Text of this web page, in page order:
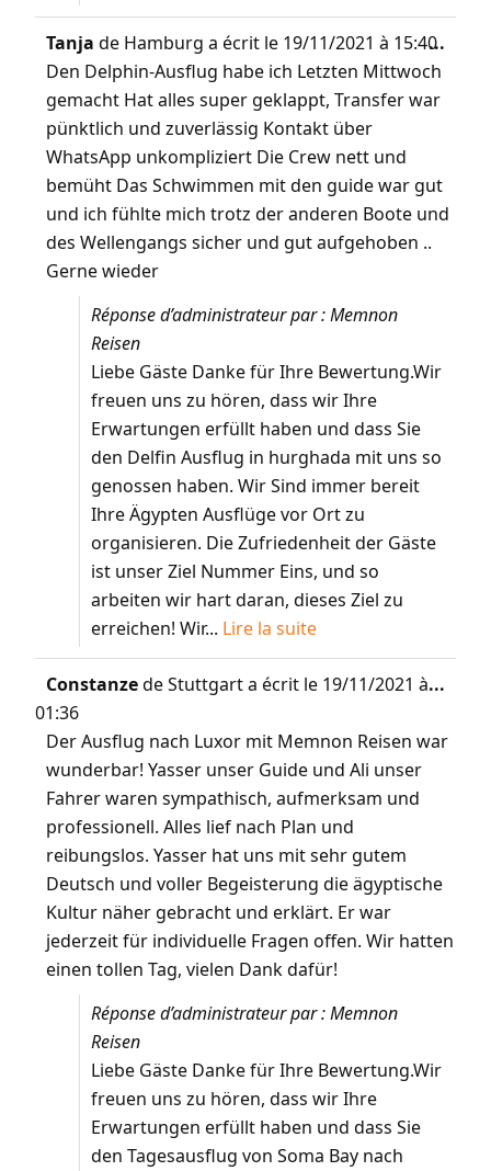
Tanjade Hamburg a écrit le 19/11/2021 à 15:40
Den Delphin-Ausflug habe ich Letzten Mittwoch
gemacht Hat alles super geklappt, Transfer war
pünktlich und zuverlässig Kontakt über
WhatsApp unkompliziert Die Crew nett und
bemüht Das Schwimmen mit den guide war gut
und ich fühlte mich trotz der anderen Boote und
des Wellengangs sicher und gut aufgehoben ..
Gerne wieder
Réponse d’administrateur par : Memnon
Reisen
Liebe Gäste Danke für Ihre Bewertung.Wir
freuen uns zu hören, dass wir Ihre
Erwartungen erfüllt haben und dass Sie
den Delfin Ausflug in hurghada mit uns so
genossen haben. Wir Sind immer bereit
Ihre Ägypten Ausflüge vor Ort zu
organisieren. Die Zufriedenheit der Gäste
ist unser Ziel Nummer Eins, und so
arbeiten wir hart daran, dieses Ziel zu
erreichen! Wir... Lire la suite
...
Constanzede Stuttgart a écrit le 19/11/2021 à
01:36
Der Ausflug nach Luxor mit Memnon Reisen war
wunderbar! Yasser unser Guide und Ali unser
Fahrer waren sympathisch, aufmerksam und
professionell. Alles lief nach Plan und
reibungslos. Yasser hat uns mit sehr gutem
Deutsch und voller Begeisterung die ägyptische
Kultur näher gebracht und erklärt. Er war
jederzeit für individuelle Fragen offen. Wir hatten
einen tollen Tag, vielen Dank dafür!
Réponse d’administrateur par : Memnon
Reisen
Liebe Gäste Danke für Ihre Bewertung.Wir
freuen uns zu hören, dass wir Ihre
Erwartungen erfüllt haben und dass Sie
den Tagesausflug von Soma Bay nach
...